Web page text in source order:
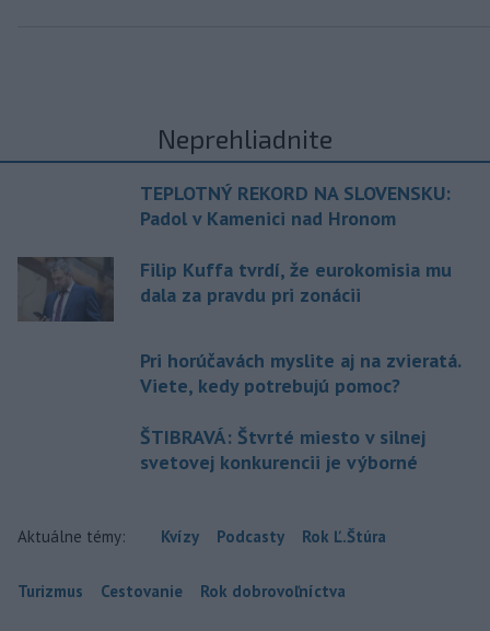
Neprehliadnite
TEPLOTNÝ REKORD NA SLOVENSKU:
Padol v Kamenici nad Hronom
Filip Kuffa tvrdí, že eurokomisia mu
dala za pravdu pri zonácii
Pri horúčavách myslite aj na zvieratá.
Viete, kedy potrebujú pomoc?
ŠTIBRAVÁ: Štvrté miesto v silnej
svetovej konkurencii je výborné
Aktuálne témy: Kvízy Podcasty Rok Ľ.Štúra
Turizmus Cestovanie Rok dobrovoľníctva